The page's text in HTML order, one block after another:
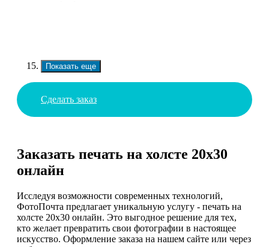
Показать еще
Сделать заказ
Заказать печать на холсте 20х30
онлайн
Исследуя возможности современных технологий,
ФотоПочта предлагает уникальную услугу - печать на
холсте 20х30 онлайн. Это выгодное решение для тех,
кто желает превратить свои фотографии в настоящее
искусство. Оформление заказа на нашем сайте или через